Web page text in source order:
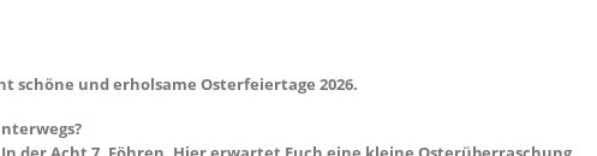
schöne und erholsame Osterfeiertage 2026.